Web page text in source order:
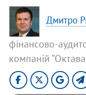
Дмитро
фінансово-
компаній